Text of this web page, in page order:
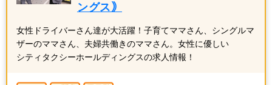
ングス｠
女性ドライバーさん達が大活躍！子育てママさん、シングルマ
ザーのママさん、夫婦共働きのママさん。女性に優しい
シティタクシーホールディングスの求人情報！